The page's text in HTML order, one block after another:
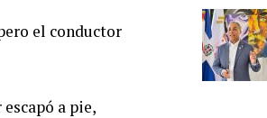
el conductor
a pie,